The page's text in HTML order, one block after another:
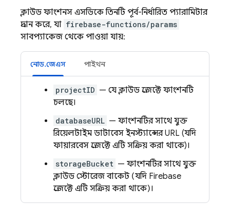
ক্লাউড ফাংশনস এসডিকে তিনটি পূর্ব-নির্ধারিত প্যারামিটার
প্রদান করে, যা firebase-functions/params
সাবপ্যাকেজ থেকে পাওয়া যায়:
নোড.জেএস পাইথন
projectID — যে ক্লাউড প্রজেক্টে ফাংশনটি
চলছে।
databaseURL — ফাংশনটির সাথে যুক্ত
রিয়েলটাইম ডাটাবেস ইনস্ট্যান্সের URL (যদি
ফায়ারবেস প্রজেক্টে এটি সক্রিয় করা থাকে)।
storageBucket — ফাংশনটির সাথে যুক্ত
ক্লাউড স্টোরেজ বাকেট (যদি Firebase
প্রজেক্টে এটি সক্রিয় করা থাকে)।